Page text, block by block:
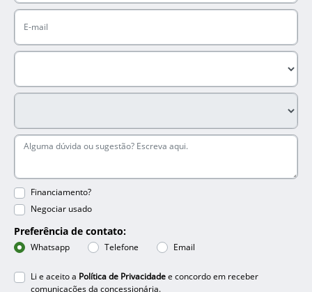
Financiamento?
Negociar usado
Preferência de contato:
Whatsapp Telefone Email
Li e aceito a Política de Privacidadee concordo em receber
comunicações da concessionária.